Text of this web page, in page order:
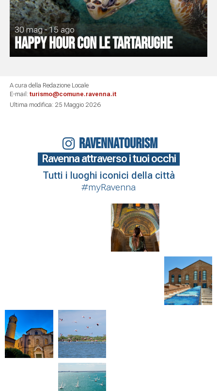
30 mag - 15 ago
Happy Hour con le tartarughe
A cura della Redazione Locale
E-mail: turismo@comune.ravenna.it
Ultima modifica: 25 Maggio 2026
RAVENNATOURISM
Ravenna attraverso i tuoi occhi
Tutti i luoghi iconici della città
#myRavenna